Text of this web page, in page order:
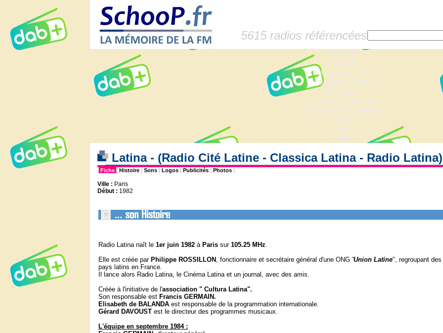
5615 radios référencées
Accueil
Dossiers
Histoire de la FM
Les fiches radio
Sondages
Anciennes fréquences
Fréquences actuelles
Lexique
Liens
Contact
Latina - (Radio Cité Latine - Classica Latina - Radio
| Fiche | Histoire | Sons | Logos | Publicités | Photos |
Ville : Paris
Début : 1982
Radio Latina naît le 1er juin 1982 à Paris sur 105.25 MHz.
Elle est créée par Philippe ROSSILLON , fonctionnaire et secrétaire général d'une ONG 'Union Latine", regroupant des
pays latins en France.
Il lance alors Radio Latina, le Cinéma Latina et un journal, avec des amis.
Créée à l'initiative de l'association " Cultura Latina".
Son responsable est Francis GERMAIN.
Elisabeth de BALANDA est responsable de la programmation internationale.
Gérard DAVOUST est le directeur des programmes musicaux.
L'équipe en septembre 1984 :